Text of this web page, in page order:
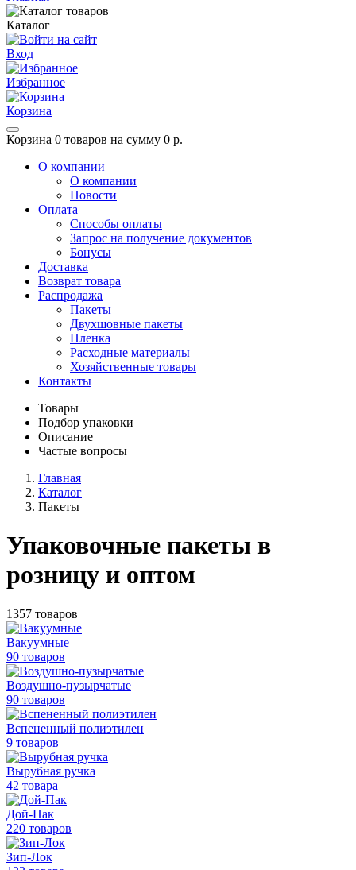
Каталог
Вход
Избранное
Корзина
Корзина 0 товаров на сумму 0 р.
О компании
О компании
Новости
Оплата
Способы оплаты
Запрос на получение документов
Бонусы
Доставка
Возврат товара
Распродажа
Пакеты
Двухшовные пакеты
Пленка
Расходные материалы
Хозяйственные товары
Контакты
Товары
Подбор упаковки
Описание
Частые вопросы
Главная
Каталог
Пакеты
Упаковочные пакеты в
розницу и оптом
1357 товаров
Вакуумные
90 товаров
Воздушно-пузырчатые
90 товаров
Вспененный полиэтилен
9 товаров
Вырубная ручка
42 товара
Дой-Пак
220 товаров
Зип-Лок